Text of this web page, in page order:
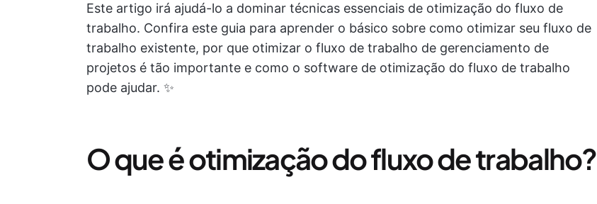
Este artigo irá ajudá-lo a dominar técnicas essenciais de otimização do fluxo de
trabalho. Confira este guia para aprender o básico sobre como otimizar seu fluxo de
trabalho existente, por que otimizar o fluxo de trabalho de gerenciamento de
projetos é tão importante e como o software de otimização do fluxo de trabalho
pode ajudar. ✨
O que é otimização do fluxo de trabalho?